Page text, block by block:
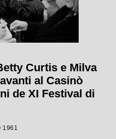
Curtis e Milva
al Casinò
de XI Festival di
1961